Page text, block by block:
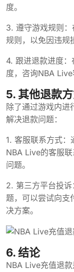
度。
3. 遵守游戏规则
规则，以免因违规
4. 跟进退款进度
度，咨询NBA Live
5. 其他退款
除了通过游戏内进
解决退款问题：
1. 客服联系方式：
NBA Live的客服
问题。
2. 第三方平台投
题，可以尝试向支
决方案。
6. 结论
NBA Live充值退